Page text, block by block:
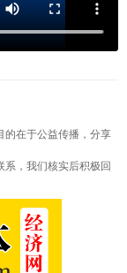
的在于公益传播，分享
，我们核实后积极回